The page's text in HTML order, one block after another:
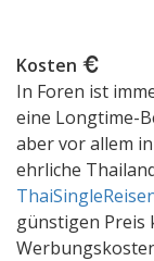
Kosten
In Foren ist
eine Longtime-
aber vor allem
ehrliche
günstigen Preis